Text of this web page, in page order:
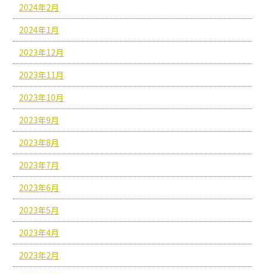
2024年2月
2024年1月
2023年12月
2023年11月
2023年10月
2023年9月
2023年8月
2023年7月
2023年6月
2023年5月
2023年4月
2023年2月